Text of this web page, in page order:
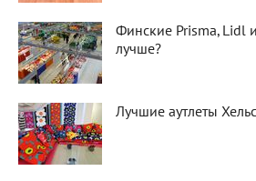
Финские Prisma, Lidl
лучше?
Лучшие аутлеты